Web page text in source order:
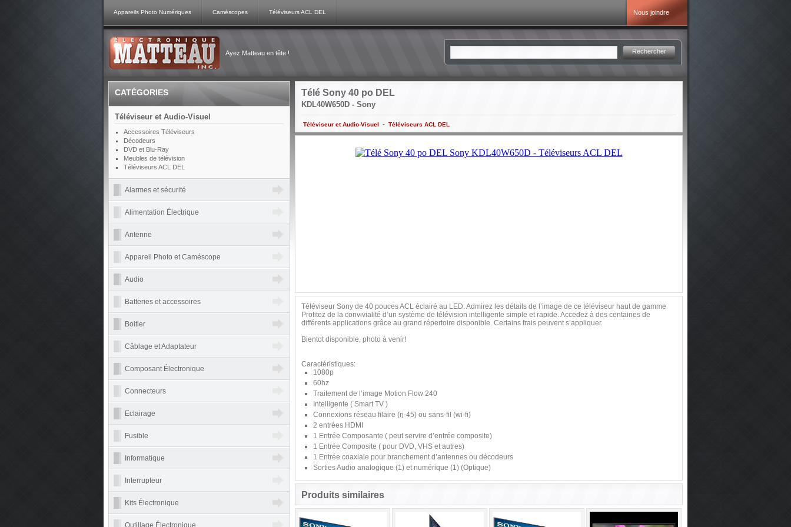
Appareils Photo Numériques Caméscopes Téléviseurs ACL DEL Nous joindre
Ayez Matteau en tête ! Rechercher
Télé Sony 40 po DEL
KDL40W650D - Sony
Téléviseur et Audio-Visuel - Téléviseurs ACL DEL
Téléviseur Sony de 40 pouces ACL éclairé au LED. Admirez les détails de l’image de ce téléviseur haut de gamme
Profitez de la convivialité d’un système de télévision intelligente simple et rapide. Accedez à des centaines de
différents applications grâce au grand répertoire disponible. Certains frais peuvent s’appliquer.
Bientot disponible, photo à venir!
Caractéristiques:
1080p
60hz
Traitement de l’image Motion Flow 240
Intelligente ( Smart TV )
Connexions réseau filaire (rj-45) ou sans-fil (wi-fi)
2 entrées HDMI
1 Entrée Composante ( peut servire d’entrée composite)
1 Entrée Composite ( pour DVD, VHS et autres)
1 Entrée coaxiale pour branchement d’antennes ou décodeurs
Sorties Audio analogique (1) et numérique (1) (Optique)
Produits similaires
CATÉGORIES
Téléviseur et Audio-Visuel
Accessoires Téléviseurs
Décodeurs
DVD et Blu-Ray
Meubles de télévision
Téléviseurs ACL DEL
Alarmes et sécurité
Alimentation Électrique
Antenne
Appareil Photo et Caméscope
Audio
Batteries et accessoires
Boitier
Câblage et Adaptateur
Composant Électronique
Connecteurs
Eclairage
Fusible
Informatique
Interrupteur
Kits Électronique
Outillage Électronique